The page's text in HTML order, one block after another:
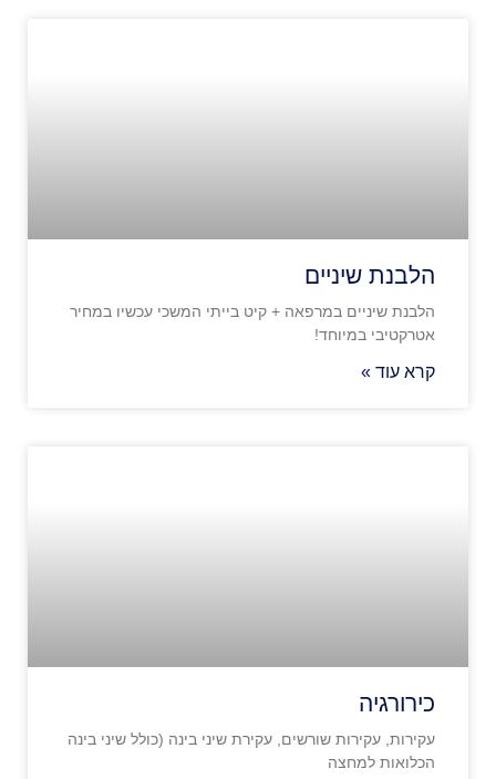
הלבנת שיניים
הלבנת שיניים במרפאה + קיט בייתי המשכי עכשיו במחיר
אטרקטיבי במיוחד!
קרא עוד »
כירורגיה
עקירות, עקירות שורשים, עקירת שיני בינה (כולל שיני בינה
הכלואות למחצה